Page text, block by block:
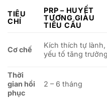
TIÊU
CHÍ
PRP – HUYẾT
TƯƠNG GIÀU
TIỂU CẦU
Cơ chế
Kích thích tự lành,
yếu tố tăng trưởng
Thời
gian hồi
phục
2 – 6 tháng